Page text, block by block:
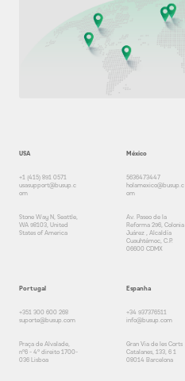
USA
+1 (415) 891 0571
usasupport@busup.c
om
Stone Way N, Seattle,
WA 98103, United
States of America
México
5636473447
holamexico@busup.c
om
Av. Paseo de la
Reforma 296, Colonia
Juárez , Alcaldía
Cuauhtémoc, C.P.
06600 CDMX
Portugal
+351 300 600 268
suporte@busup.com
Praça de Alvalade,
nº6 - 4º direito 1700-
036 Lisboa
Espanha
+34 937376511
info@busup.com
Gran Via de les Corts
Catalanes, 133, 6 1
08014 Barcelona